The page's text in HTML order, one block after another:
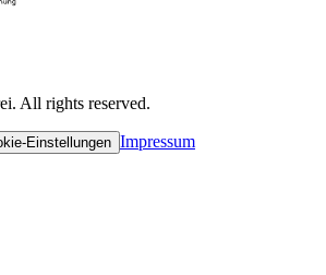
All rights reserved.
Einstellungen Impressum